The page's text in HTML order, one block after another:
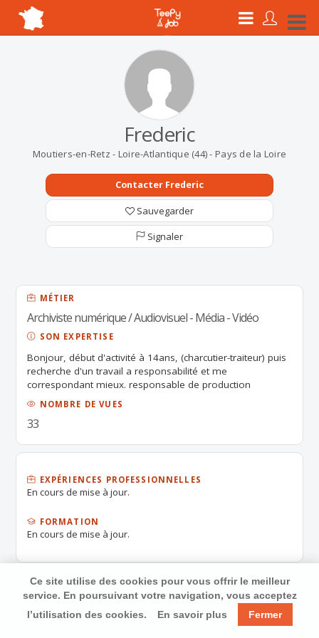
Frederic
Moutiers-en-Retz - Loire-Atlantique (44) - Pays de la Loire
Contacter Frederic
Sauvegarder
Signaler
MÉTIER
Archiviste numérique / Audiovisuel - Média - Vidéo
SON EXPERTISE
Bonjour, début d'activité à 14ans, (charcutier-traiteur) puis
recherche d'un travail a responsabilité et me
correspondant mieux. responsable de production
domaine de la photographie au trait, numérisation de
supports anciens plaques de verre vieux manuscrits pour
des clients de prestige, ex : (Bibliothèque nationale),
de la prestation de service,(même entreprise).
NOMBRE DE VUES
33
EXPÉRIENCES PROFESSIONNELLES
En cours de mise à jour.
FORMATION
En cours de mise à jour.
Ce site utilise des cookies pour vous offrir le meilleur
service. En poursuivant votre navigation, vous acceptez
l’utilisation des cookies.
En savoir plus Fermer